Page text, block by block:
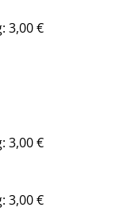
3,00 €
3,00 €
3,00 €